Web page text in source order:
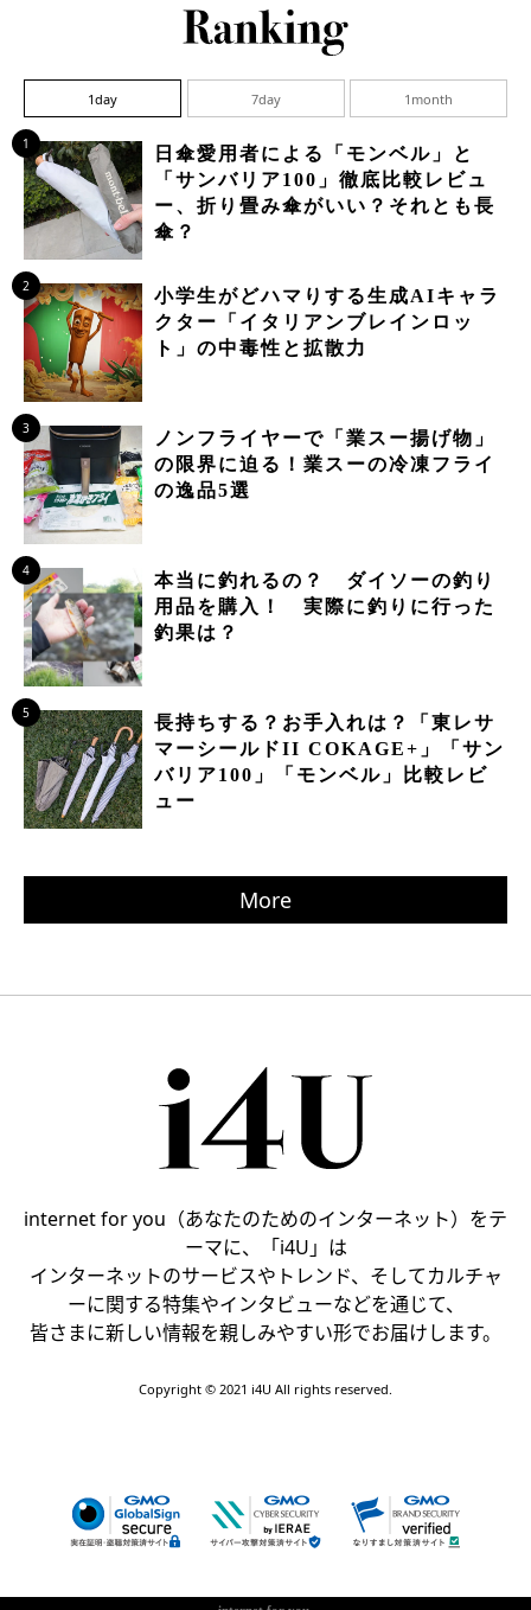
1day 7day 1month
1
日傘愛用者による「モンベル」と
「サンバリア100」徹底比較レビュ
ー、折り畳み傘がいい？それとも長
傘？
2
小学生がどハマりする生成AIキャラ
クター「イタリアンブレインロッ
ト」の中毒性と拡散力
3
ノンフライヤーで「業スー揚げ物」
の限界に迫る！業スーの冷凍フライ
の逸品5選
4
本当に釣れるの？ ダイソーの釣り
用品を購入！ 実際に釣りに行った
釣果は？
5
長持ちする？お手入れは？「東レサ
マーシールドII COKAGE+」「サン
バリア100」「モンベル」比較レビ
ュー
More
internet for you（あなたのためのインターネット）をテ
ーマに、「i4U」は
インターネットのサービスやトレンド、そしてカルチャ
ーに関する特集やインタビューなどを通じて、
皆さまに新しい情報を親しみやすい形でお届けします。
Copyright © 2021 i4U All rights reserved.